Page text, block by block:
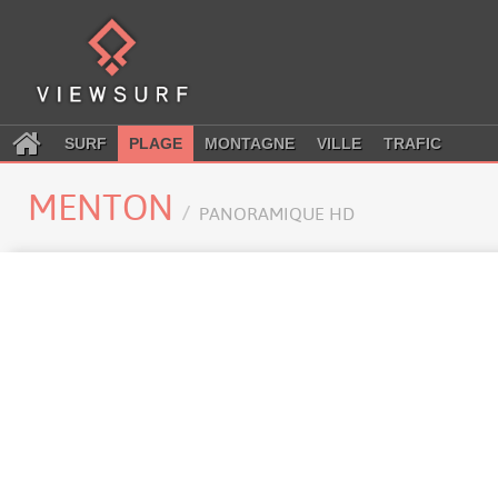
SURF PLAGE MONTAGNE VILLE TRAFIC
MENTON PANORAMIQUE HD